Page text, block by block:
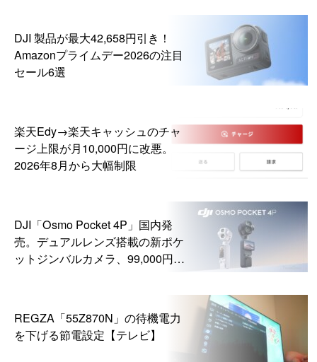
DJI 製品が最大42,658円引き！
Amazonプライムデー2026の注目
セール6選
楽天Edy→楽天キャッシュのチャ
ージ上限が月10,000円に改悪。
2026年8月から大幅制限
DJI「Osmo Pocket 4P」国内発
売。デュアルレンズ搭載の新ポケ
ットジンバルカメラ、99,000円か
REGZA「55Z870N」の待機電力
を下げる節電設定【テレビ】